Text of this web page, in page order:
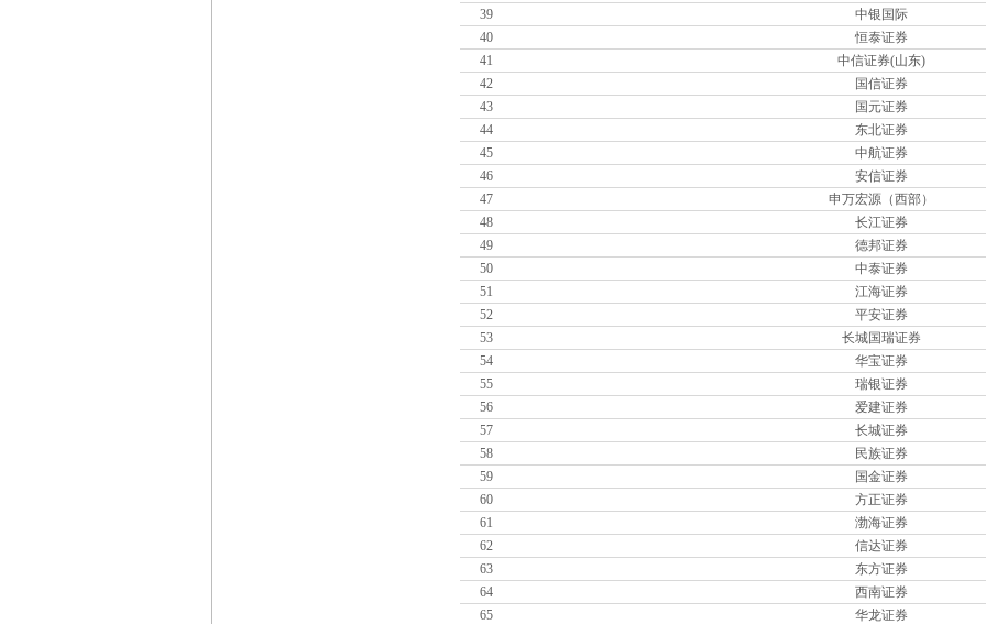
39
中银国际
40
恒泰证券
41
中信证券(山东)
42
国信证券
43
国元证券
44
东北证券
45
中航证券
46
安信证券
47
申万宏源（西部）
48
长江证券
49
德邦证券
50
中泰证券
51
江海证券
52
平安证券
53
长城国瑞证券
54
华宝证券
55
瑞银证券
56
爱建证券
57
长城证券
58
民族证券
59
国金证券
60
方正证券
61
渤海证券
62
信达证券
63
东方证券
64
西南证券
65
华龙证券